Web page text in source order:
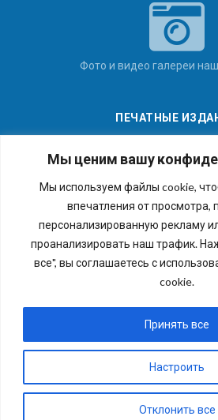
Мы ценим вашу
Мы используем файлы cookie,
впечатления от просмотра,
персонализированную рекламу
проанализировать наш трафик.
все", вы соглашаетесь с
cookie.
Настроить
Отклонить все
Принять все
Фото и видео галереи
ПЕЧАТНЫЕ
Последние номера
Copyright © 2026
образование города
Петербурга муниципальный
защищены.